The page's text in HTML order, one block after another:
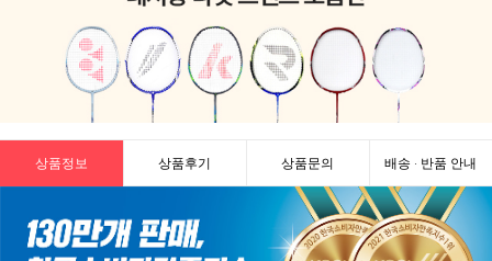
상품정보 상품후기 상품문의 배송 · 반품 안내